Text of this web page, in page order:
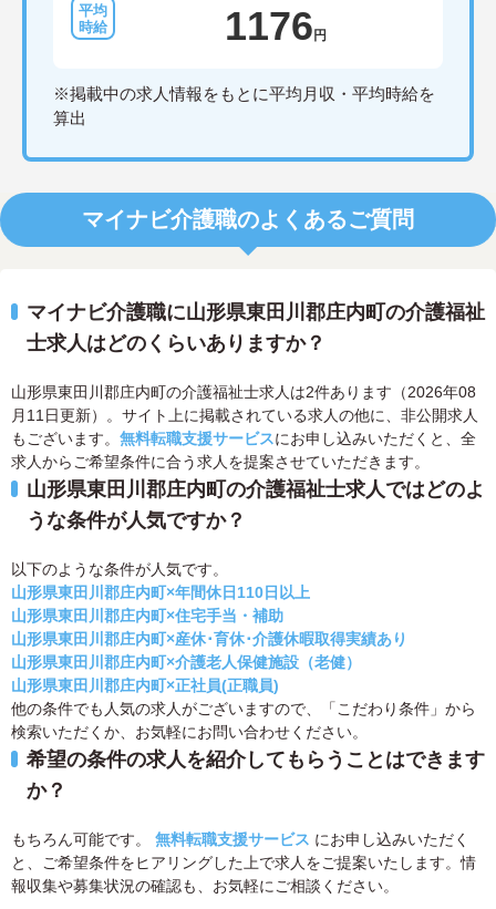
1176 円
※掲載中の求人情報をもとに平均月収・平均時給を
算出
マイナビ介護職のよくあるご質問
マイナビ介護職に山形県東田川郡庄内町の介護福祉
士求人はどのくらいありますか？
山形県東田川郡庄内町の介護福祉士求人は2件あります（2026年08
月11日更新）。サイト上に掲載されている求人の他に、非公開求人
もございます。 無料転職支援サービスにお申し込みいただくと、全
求人からご希望条件に合う求人を提案させていただきます。
山形県東田川郡庄内町の介護福祉士求人ではどのよ
うな条件が人気ですか？
以下のような条件が人気です。
山形県東田川郡庄内町×年間休日110日以上
山形県東田川郡庄内町×住宅手当・補助
山形県東田川郡庄内町×産休･育休･介護休暇取得実績あり
山形県東田川郡庄内町×介護老人保健施設（老健）
山形県東田川郡庄内町×正社員(正職員)
他の条件でも人気の求人がございますので、「こだわり条件」から
検索いただくか、お気軽にお問い合わせください。
希望の条件の求人を紹介してもらうことはできます
か？
もちろん可能です。 無料転職支援サービス にお申し込みいただく
と、ご希望条件をヒアリングした上で求人をご提案いたします。情
報収集や募集状況の確認も、お気軽にご相談ください。